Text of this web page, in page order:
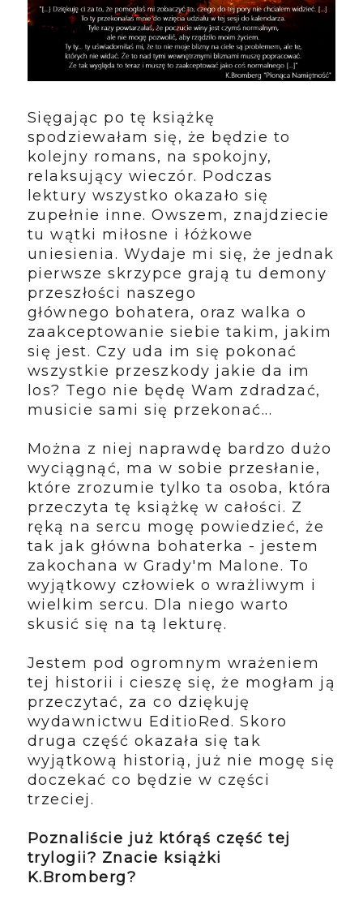
Sięgając po tę książkę
spodziewałam się, że będzie to
kolejny romans, na spokojny,
relaksujący wieczór. Podczas
lektury wszystko okazało się
zupełnie inne. Owszem, znajdziecie
tu wątki miłosne i łóżkowe
uniesienia. Wydaje mi się, że jednak
pierwsze skrzypce grają tu demony
przeszłości naszego
głównego bohatera, oraz walka o
zaakceptowanie siebie takim, jakim
się jest. Czy uda im się pokonać
wszystkie przeszkody jakie da im
los? Tego nie będę Wam zdradzać,
musicie sami się przekonać...
Można z niej naprawdę bardzo dużo
wyciągnąć, ma w sobie przesłanie,
które zrozumie tylko ta osoba, która
przeczyta tę książkę w całości. Z
ręką na sercu mogę powiedzieć, że
tak jak główna bohaterka - jestem
zakochana w Grady'm Malone. To
wyjątkowy człowiek o wrażliwym i
wielkim sercu. Dla niego warto
skusić się na tą lekturę.
Jestem pod ogromnym wrażeniem
tej historii i cieszę się, że mogłam ją
przeczytać, za co dziękuję
wydawnictwu EditioRed. Skoro
druga część okazała się tak
wyjątkową historią, już nie mogę się
doczekać co będzie w części
trzeciej.
Poznaliście już którąś część tej
trylogii? Znacie książki
K.Bromberg?